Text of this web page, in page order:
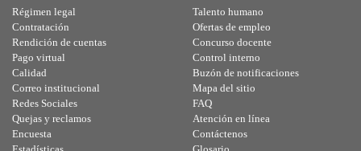
Régimen legal
Contratación
Rendición de cuentas
Pago virtual
Calidad
Talento humano
Ofertas de empleo
Concurso docente
Control interno
Buzón de notificaciones
Correo institucional
Redes Sociales
Quejas y reclamos
Encuesta
Mapa del sitio
FAQ
Atención en línea
Contáctenos